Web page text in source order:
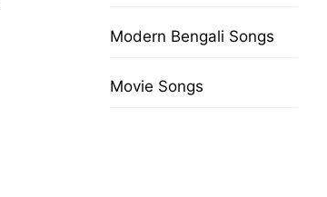
Modern Bengali Songs
Movie Songs